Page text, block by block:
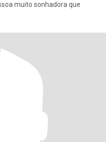
muito sonhadora que